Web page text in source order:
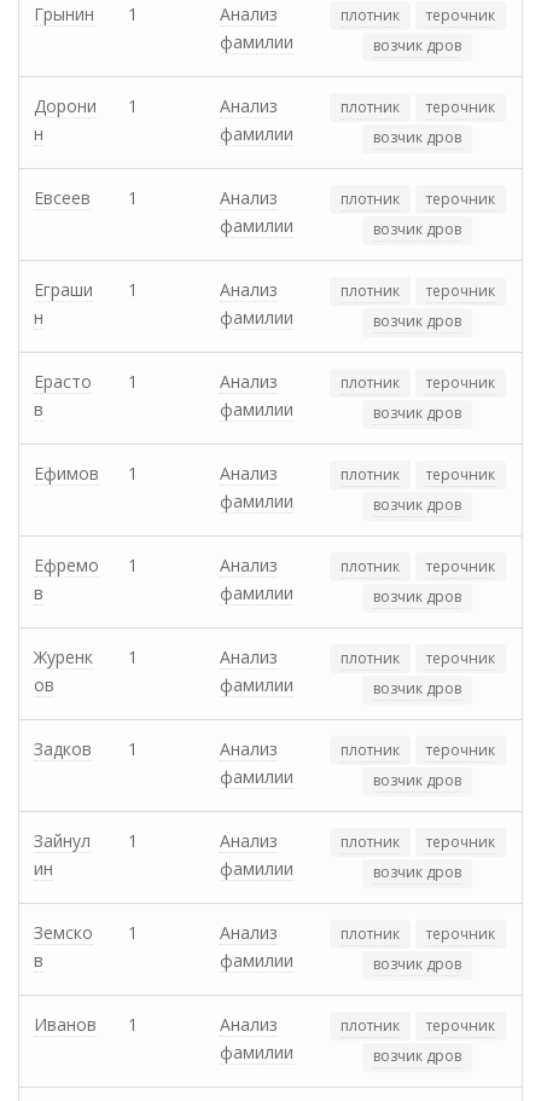
Грынин 1
Анализ
фамилии
плотник
терочник
возчик дров
Дорони
н
1
Анализ
фамилии
плотник
терочник
возчик дров
Евсеев 1
Анализ
фамилии
плотник
терочник
возчик дров
Еграши
н
1
Анализ
фамилии
плотник
терочник
возчик дров
Ерасто
в
1
Анализ
фамилии
плотник
терочник
возчик дров
Ефимов 1
Анализ
фамилии
плотник
терочник
возчик дров
Ефремо
в
1
Анализ
фамилии
плотник
терочник
возчик дров
Журенк
ов
1
Анализ
фамилии
плотник
терочник
возчик дров
Задков 1
Анализ
фамилии
плотник
терочник
возчик дров
Зайнул
ин
1
Анализ
фамилии
плотник
терочник
возчик дров
Земско
в
1
Анализ
фамилии
плотник
терочник
возчик дров
Иванов 1
Анализ
фамилии
плотник
терочник
возчик дров